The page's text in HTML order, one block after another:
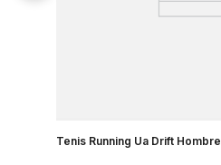
Tenis Running Ua Drift Hombre